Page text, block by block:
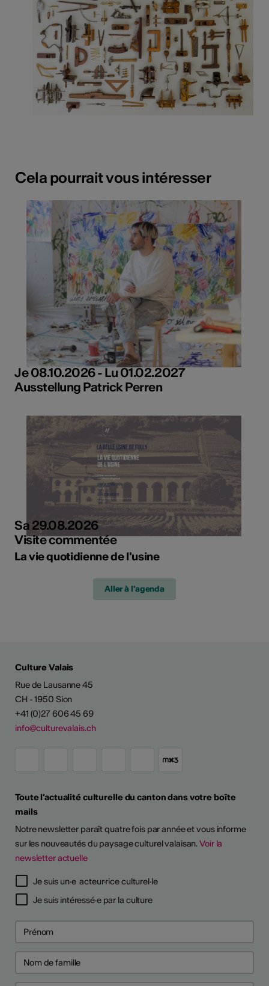
Cela pourrait vous intéresser
Je 08.10.2026 - Lu 01.02.2027
Ausstellung Patrick Perren
Sa 29.08.2026
Visite commentée
La vie quotidienne de l'usine
Aller à l'agenda
Culture Valais
Rue de Lausanne 45
CH - 1950 Sion
+41 (0)27 606 45 69
info@culturevalais.ch
Toute l'actualité culturelle du canton dans votre boîte
mails
Notre newsletter paraît quatre fois par année et vous informe
sur les nouveautés du paysage culturel valaisan.Voir la
newsletter actuelle
Je suis un·e acteur·rice culturel·le
Je suis intéressé·e par la culture